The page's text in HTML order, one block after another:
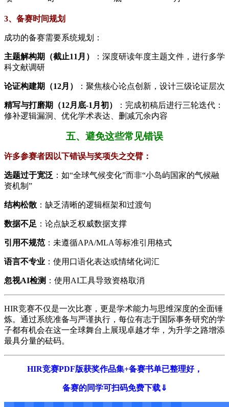
3、备赛时间规划
成功的备赛需要系统规划：
​主题解构期（截止11月）​
​：深度研读年度主题文件，进行多学
科文献调研
​论证构建期（12月）​ ​：聚焦核心论点创新，设计三级论证层次
​精写与打磨期（12月底-1月初）​
​：完成初稿后进行三轮迭代：
修补逻辑漏洞、优化学术表达、删减冗余内容
五、避免这些常见错误
许多参赛者因以下错误与奖项失之交臂：
​选题过于宽泛​ ​：如“全球气候变化”而非“小岛屿国家的气候融
资机制”
结构松散​ ​：缺乏清晰的逻辑框架和过渡句
数据不足​ ​：论点缺乏权威数据支撑
引用不规范​​：未遵循APA/MLA等标准引用格式
​语言不专业​ ​：使用口语化表达或情绪化词汇
忽视AI检测​ ​：使用AI工具导致资格取消
HIR竞赛不仅是一次比赛，更是学术能力与思维深度的全面锤
炼。通过系统准备与严谨执行，每位有志于国际事务研究的学
子都有机会在这一全球舞台上展现卓越才华，为升学之路增添
最具分量的砝码。
HIR竞赛PDF版获奖作品集+备赛书单已整理好，
备赛的同学可扫码免费下载⇓